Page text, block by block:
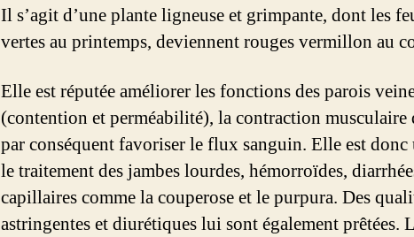
Il s’agit d’une plante ligneuse et grimpante, dont les
vertes au printemps, deviennent rouges vermillon au
Elle est réputée améliorer les fonctions des parois
(contention et perméabilité), la contraction musculaire
par conséquent favoriser le flux sanguin. Elle est donc
le traitement des jambes lourdes, hémorroïdes,
capillaires comme la couperose et le purpura. Des
astringentes et diurétiques lui sont également prêtées.